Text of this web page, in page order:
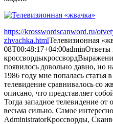
https://krosswordscanword.ru/
zhvachka.htmlТелевизионная
08T00:48:17+04:00adminОтветы
кроссвордыкроссворд
появилось довольно давно, но
1986 году мне попалась статья
телевидение сравнивалось со
описано, что представляет
Тогда западное телевидение от
весьма сильно. Самое
AdministratorКроссворды,